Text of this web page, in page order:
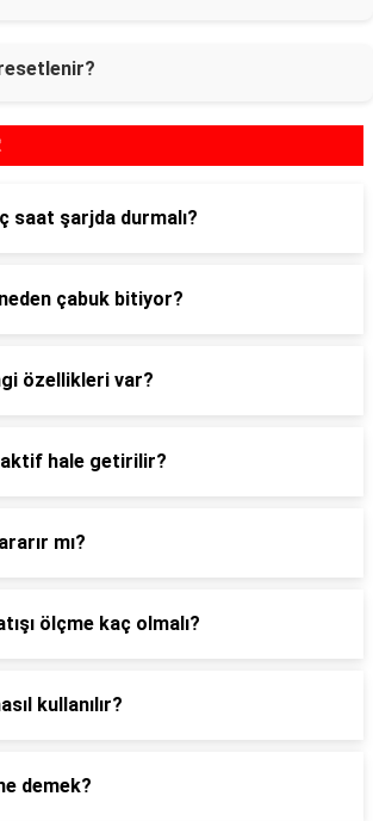
saat şarjda durmalı?
çabuk bitiyor?
özellikleri var?
aktif hale getirilir?
mı?
ölçme kaç olmalı?
kullanılır?
demek?